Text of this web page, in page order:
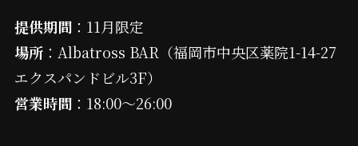
提供期間：11月限定
場所：Albatross BAR（福岡市中央区薬院1-14-27
エクスパンドビル3F）
営業時間：18:00〜26:00